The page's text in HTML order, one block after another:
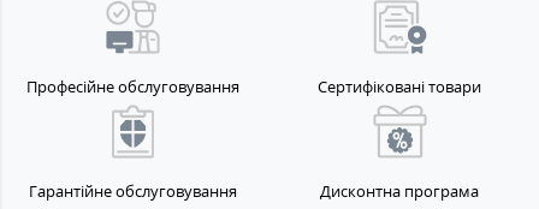
Професійне обслуговування Сертифіковані товари
Гарантійне обслуговування Дисконтна програма